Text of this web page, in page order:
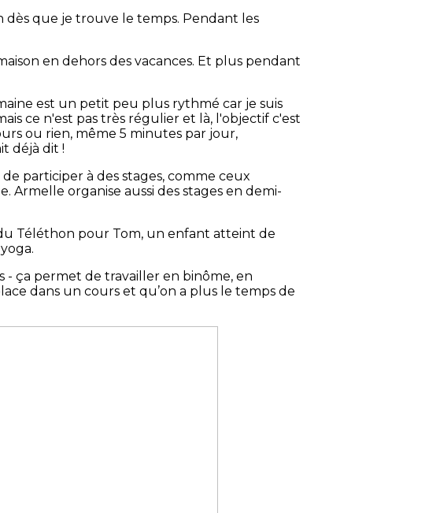
dès que je trouve le temps. Pendant les
en dehors des vacances. Et plus pendant
est un petit peu plus rythmé car je suis
ce n'est pas très régulier et là, l'objectif c'est
ou rien, même 5 minutes par jour,
déjà dit !
participer à des stages, comme ceux
Armelle organise aussi des stages en demi-
Téléthon pour Tom, un enfant atteint de
- ça permet de travailler en binôme, en
dans un cours et qu’on a plus le temps de